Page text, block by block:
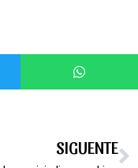
SIGUENTE